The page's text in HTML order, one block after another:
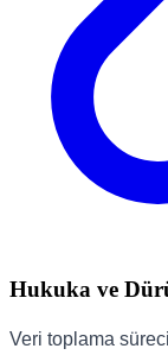
Hukuka ve
Veri toplama